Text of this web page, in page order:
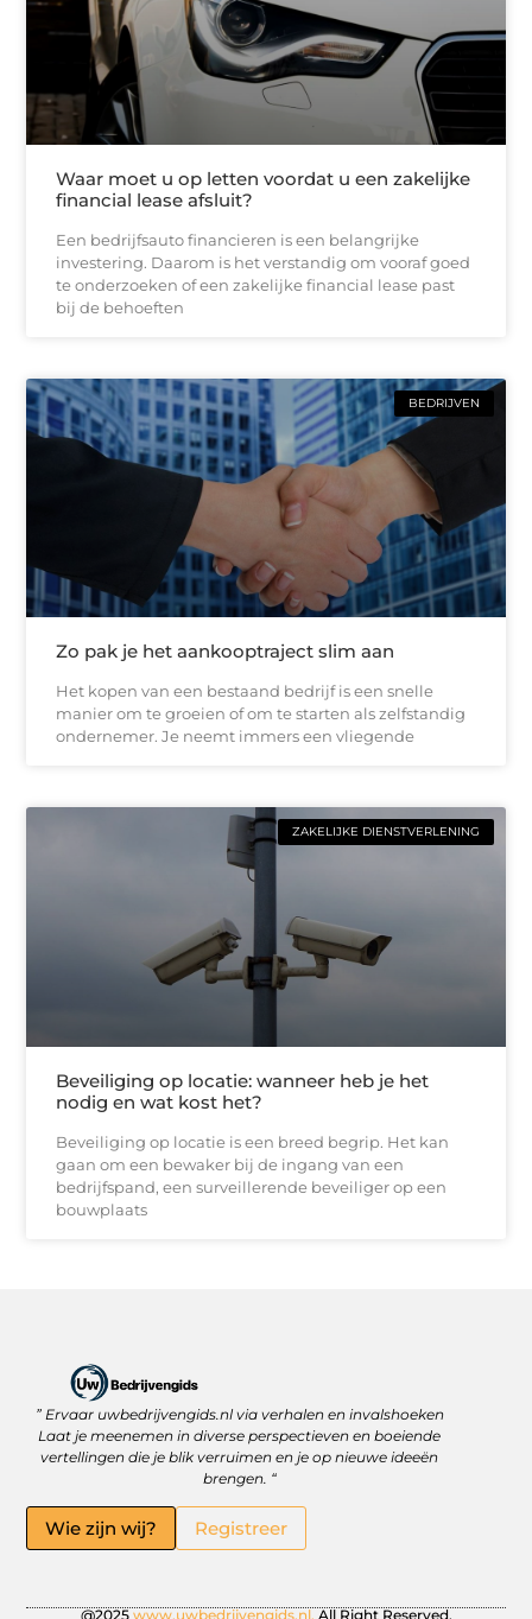
Waar moet u op letten voordat u een zakelijke
financial lease afsluit?
Een bedrijfsauto financieren is een belangrijke
investering. Daarom is het verstandig om vooraf goed
te onderzoeken of een zakelijke financial lease past
bij de behoeften
BEDRIJVEN
Zo pak je het aankooptraject slim aan
Het kopen van een bestaand bedrijf is een snelle
manier om te groeien of om te starten als zelfstandig
ondernemer. Je neemt immers een vliegende
ZAKELIJKE DIENSTVERLENING
Beveiliging op locatie: wanneer heb je het
nodig en wat kost het?
Beveiliging op locatie is een breed begrip. Het kan
gaan om een bewaker bij de ingang van een
bedrijfspand, een surveillerende beveiliger op een
bouwplaats
” Ervaar uwbedrijvengids.nl via verhalen en invalshoeken
Laat je meenemen in diverse perspectieven en boeiende
vertellingen die je blik verruimen en je op nieuwe ideeën
brengen. “
Wie zijn wij? Registreer
@2025 www.uwbedrijvengids.nl. All Right Reserved.